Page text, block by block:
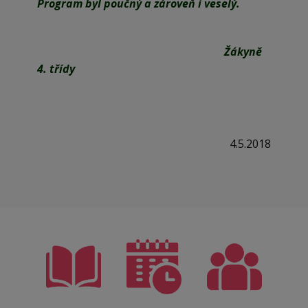
Program byl poučný a zároveň i veselý.
Žákyně
4. třídy
4.5.2018